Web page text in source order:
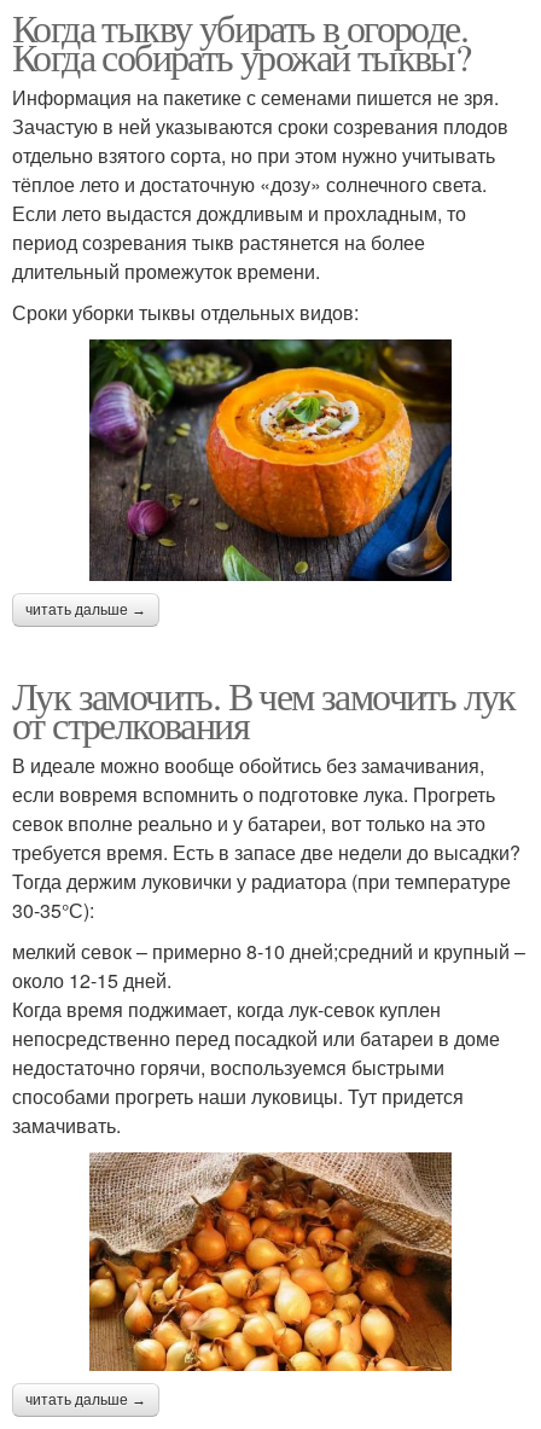
Когда тыкву убирать в огороде.
Когда собирать урожай тыквы?
Информация на пакетике с семенами пишется не зря.
Зачастую в ней указываются сроки созревания плодов
отдельно взятого сорта, но при этом нужно учитывать
тёплое лето и достаточную «дозу» солнечного света.
Если лето выдастся дождливым и прохладным, то
период созревания тыкв растянется на более
длительный промежуток времени.
Сроки уборки тыквы отдельных видов:
читать дальше →
Лук замочить. В чем замочить лук
от стрелкования
В идеале можно вообще обойтись без замачивания,
если вовремя вспомнить о подготовке лука. Прогреть
севок вполне реально и у батареи, вот только на это
требуется время. Есть в запасе две недели до высадки?
Тогда держим луковички у радиатора (при температуре
30-35°С):
мелкий севок – примерно 8-10 дней;средний и крупный –
около 12-15 дней.
Когда время поджимает, когда лук-севок куплен
непосредственно перед посадкой или батареи в доме
недостаточно горячи, воспользуемся быстрыми
способами прогреть наши луковицы. Тут придется
замачивать.
читать дальше →